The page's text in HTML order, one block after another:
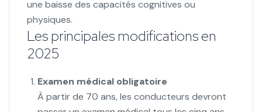
une baisse des capacités cognitives ou
physiques.
Les principales modifications en
2025
Examen médical obligatoire
À partir de 70 ans, les conducteurs devront